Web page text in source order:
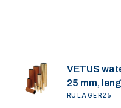
VETUS
25 mm,
RULAGER25